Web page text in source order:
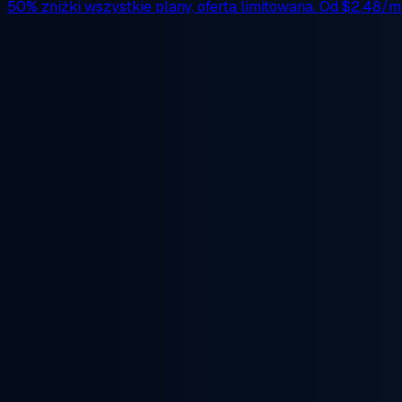
50% zniżki wszystkie plany, oferta limitowana. Od $2.48/